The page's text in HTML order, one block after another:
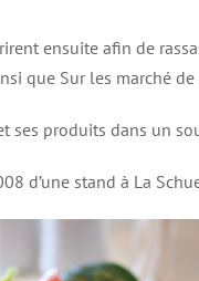
ensuite afin de
que Sur les marché
ses produits dans un
d’une stand à La